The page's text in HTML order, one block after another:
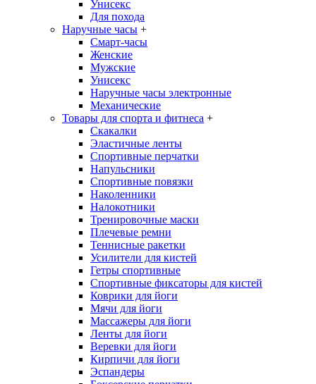
Унисекс
Для похода
Наручные часы +
Смарт-часы
Женские
Мужские
Унисекс
Наручные часы электронные
Механические
Товары для спорта и фитнеса +
Скакалки
Эластичные ленты
Спортивные перчатки
Напульсники
Спортивные повязки
Наколенники
Налокотники
Тренировочные маски
Плечевые ремни
Теннисные ракетки
Усилители для кистей
Гетры спортивные
Спортивные фиксаторы для кистей
Коврики для йоги
Мячи для йоги
Массажеры для йоги
Ленты для йоги
Веревки для йоги
Кирпичи для йоги
Эспандеры